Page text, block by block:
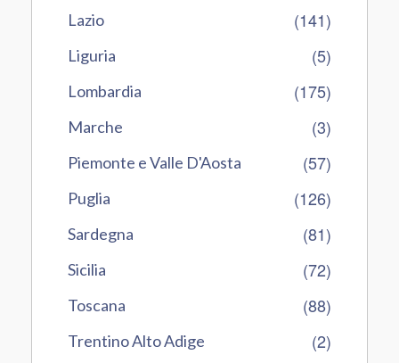
Lazio (141)
Liguria (5)
Lombardia (175)
Marche (3)
Piemonte e Valle D'Aosta (57)
Puglia (126)
Sardegna (81)
Sicilia (72)
Toscana (88)
Trentino Alto Adige (2)